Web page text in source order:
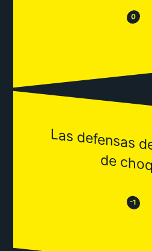
😒 0 😂
Las defensas
de
😒 -1 😂